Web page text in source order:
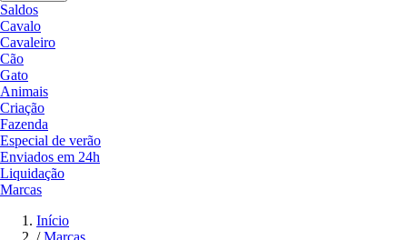
Saldos
Cavalo
Cavaleiro
Cão
Gato
Animais
Criação
Fazenda
Especial de verão
Enviados em 24h
Liquidação
Marcas
Início
/ Marcas